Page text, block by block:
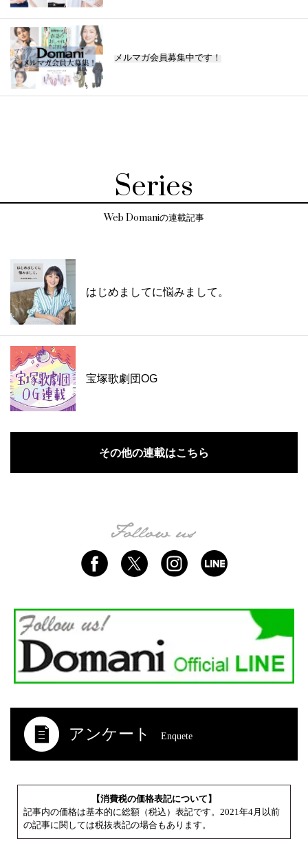
メルマガ会員募集中です！
Series
Web Domaniの連載記事
はじめましてに悩みまして。
宝塚歌劇団OG
その他の連載はこちら
アンケート Enquete
【消費税の価格表記について】
記事内の価格は基本的に総額（税込）表記です。2021年4月以前
の記事に関しては税抜表記の場合もあります。